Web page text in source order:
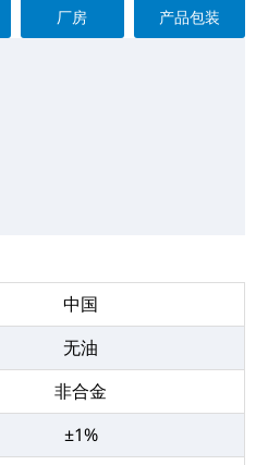
厂房 产品包装
中国
无油
非合金
±1%